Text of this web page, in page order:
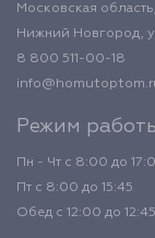
Московская
Нижний Новгород,
8 800 511-00-18
Режим
Пн - Чт с 8:00 до
Пт с 8:00 до 15:45
Обед с 12:00 до 12:45